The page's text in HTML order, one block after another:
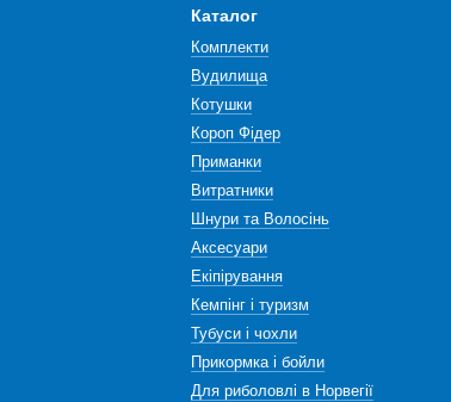
Каталог
Комплекти
Вудилища
Котушки
Короп Фідер
Приманки
Витратники
Шнури та Волосінь
Аксесуари
Екіпірування
Кемпінг і туризм
Тубуси і чохли
Прикормка і бойли
Для риболовлі в Норвегії